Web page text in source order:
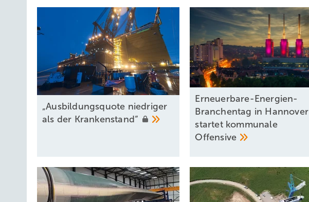
„Ausbildungsquote niedriger
als der Krankenstand“
Erneuerbare-Energien-
Branchentag in Hannover
startet kommunale
Offensive